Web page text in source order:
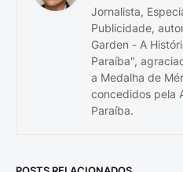
Jornalista,
Publicidade,
Garden - A
Paraíba",
a Medalha de
concedidos pela
Paraíba.